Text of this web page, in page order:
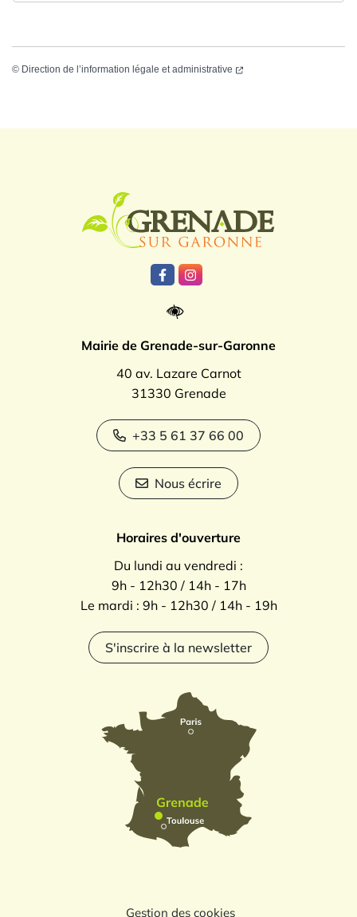
© Direction de l’information légale et administrative
Lien vers le compte Facebook
Lien vers le compte
Mairie de Grenade-sur-Garonne
40 av. Lazare Carnot
31330 Grenade
+33 5 61 37 66 00
Nous écrire
Horaires d'ouverture
Du lundi au vendredi :
9h - 12h30 / 14h - 17h
Le mardi : 9h - 12h30 / 14h - 19h
S'inscrire à la newsletter
Gestion des cookies